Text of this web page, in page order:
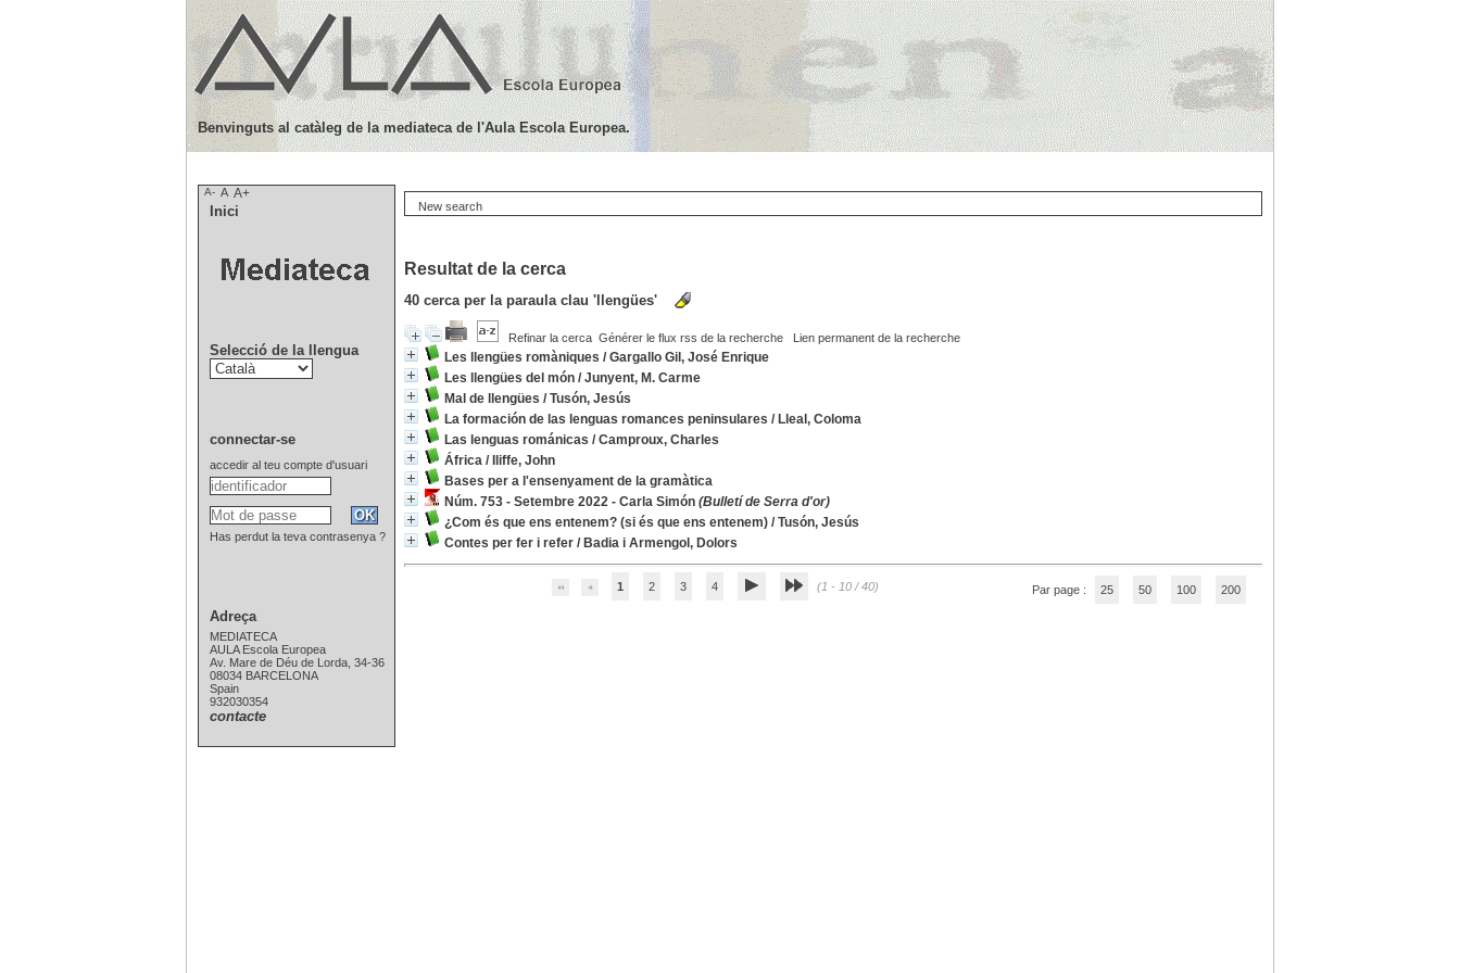
New search
Resultat de la cerca
40 cerca per la paraula clau 'llengües'
Refinar la cerca Générer le flux rss de la recherche Lien permanent de la recherche
Les llengües romàniques /Gargallo Gil, José Enrique
Les llengües del món /Junyent, M. Carme
Mal de llengües /Tusón, Jesús
La formación de las lenguas romances peninsulares / Lleal, Coloma
Las lenguas románicas /Camproux, Charles
África / Iliffe, John
Bases per a l'ensenyament de la gramàtica
Núm. 753 - Setembre 2022 - Carla Simón (Bulletí de Serra d'or)
¿Com és que ens entenem? (si és que ens entenem) /Tusón, Jesús
Contes per fer i refer / Badia i Armengol, Dolors
1 2 3 4 (1 - 10 / 40) Par page : 25 50 100 200
Benvinguts al catàleg de la mediateca de l'Aula Escola Europea.
A- A A+
Inici
Selecció de la llengua
connectar-se
accedir al teu compte d'usuari
Has perdut la teva contrasenya ?
Adreça
MEDIATECA
AULA Escola Europea
Av. Mare de Déu de Lorda, 34-36
08034 BARCELONA
Spain
932030354
contacte